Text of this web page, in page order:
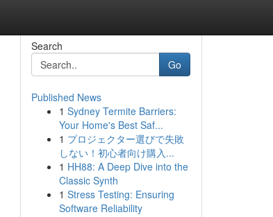
Search
Go
Published News
1 Sydney Termite Barriers:
Your Home's Best Saf...
1 プロジェクター選びで失敗
しない！初心者向け購入...
1 HH88: A Deep Dive into the
Classic Synth
1 Stress Testing: Ensuring
Software Reliability